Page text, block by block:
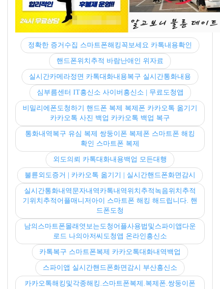
정확한 증거수집 스마트폰해킹꼭보세요 카톡내용확인
핸드폰위치추적 바람난애인 위자료
실시간카메라정면 카톡대화내용복구 실시간통화내용
심부름센터 IT흥신소 사이버흥신소 | 무료도청앱
비밀리에폰도청하기 핸드폰 복제 복제폰 카카오톡 옮기기
카카오톡 사진 백업 카카오톡 백업 복구
통화내역복구 유심 복제 쌍둥이폰 복제폰 스마트폰 해킹
확인 스마트폰 복제
외도의뢰 카톡대화내용백업 모든대행
불륜외도증거 | 카카오톡 옮기기 | 실시간핸드폰화면감시
실시간통화내역문자내역카톡내역위치추적녹음위치추적
기위치추적어플매니저아이 스마트폰 해킹 해드립니다. 핸
드폰도청
남의스마트폰몰래엿보는도청어플사용법및스파이앱다운
로드 나의아저씨도청앱 온라인흥신소
카톡복구 스마트폰복제 카카오톡대화내역백업
스파이앱 실시간핸드폰화면감시 부산흥신소
카카오톡해킹및각종해킹.스마트폰복제.복제폰.쌍둥이폰